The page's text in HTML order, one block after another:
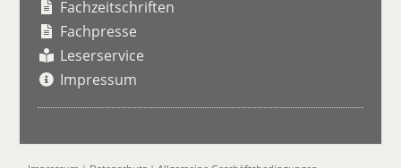
Fachzeitschriften
Fachpresse
Leserservice
Impressum